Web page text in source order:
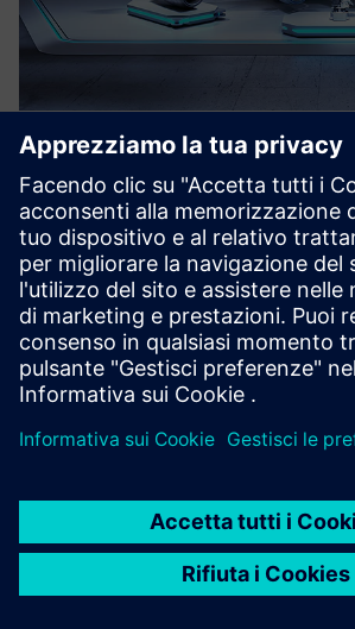
CASO STUDIO
Bye Aerospace
Play